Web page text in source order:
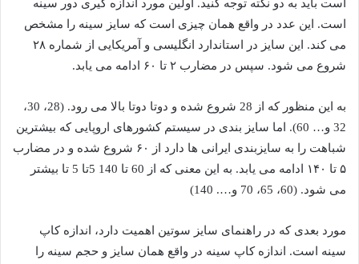
است باید به دو نکته توجه کنید. اولین مورد اندازه گیری دور سینه
است. این عدد در واقع همان چیزی است که سایز سینه را مشخص
می کند. این سایز در استاندارد انگلیسی و آمریکایی از شماره ۲۸
شروع می شود. سپس در مضارب ۲ تا ۶۰ ادامه می یابد.
به این منظور که از 28 شروع شده و دوتا دوتا بالا می رود. (28، 30،
32 و… 60). اما سایز بندی در سیستم کشورهای اروپایی که بیشترین
شباهت را به سایزبندی ایرانی ها دارد از ۶۰ شروع شده و در مضارب
۵ تا ۱۴۰ ادامه می یابد. به این معنی که از 60 تا 140 5تا 5 تا بیشتر
می شود. (60، 65، 70 و…. 140)
مورد بعدی که در راهنمای سایز سوتین اهمیت دارد، اندازه کاپ
سینه است. اندازه کاپ سینه در واقع همان سایز و حجم سینه را